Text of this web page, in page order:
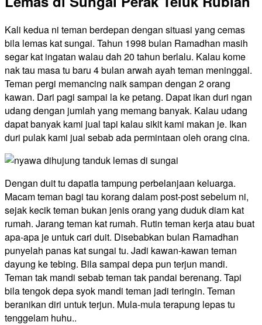
Kali kedua ni teman berdepan dengan situasi yang cemas
bila lemas kat sungai. Tahun 1998 bulan Ramadhan masih
segar kat ingatan walau dah 20 tahun berlalu. Kalau kome
nak tau masa tu baru 4 bulan arwah ayah teman meninggal.
Teman pergi memancing naik sampan dengan 2 orang
kawan. Dari pagi sampai la ke petang. Dapat ikan duri ngan
udang dengan jumlah yang memang banyak. Kalau udang
dapat banyak kami jual tapi kalau sikit kami makan je. Ikan
duri pulak kami jual sebab ada permintaan oleh orang cina.
Dengan duit tu dapatla tampung perbelanjaan keluarga.
Macam teman bagi tau korang dalam post-post sebelum ni,
sejak kecik teman bukan jenis orang yang duduk diam kat
rumah. Jarang teman kat rumah. Rutin teman kerja atau buat
apa-apa je untuk cari duit. Disebabkan bulan Ramadhan
punyelah panas kat sungai tu. Jadi kawan-kawan teman
dayung ke tebing. Bila sampai depa pun terjun mandi.
Teman tak mandi sebab teman tak pandai berenang. Tapi
bila tengok depa syok mandi teman jadi teringin. Teman
beranikan diri untuk terjun. Mula-mula terapung lepas tu
tenggelam huhu..